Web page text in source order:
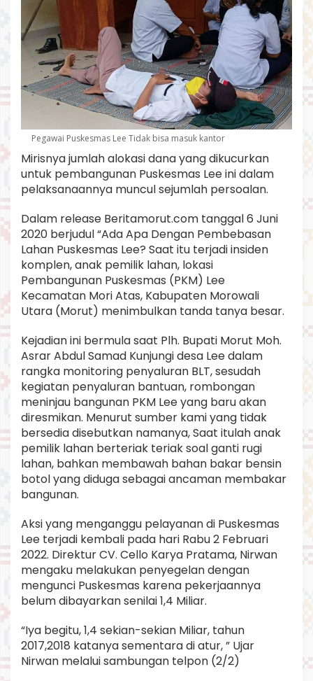
Pegawai Puskesmas Lee Tidak bisa masuk kantor
Mirisnya jumlah alokasi dana yang dikucurkan
untuk pembangunan Puskesmas Lee ini dalam
pelaksanaannya muncul sejumlah persoalan.
Dalam release Beritamorut.com tanggal 6 Juni
2020 berjudul “Ada Apa Dengan Pembebasan
Lahan Puskesmas Lee? Saat itu terjadi insiden
komplen, anak pemilik lahan, lokasi
Pembangunan Puskesmas (PKM) Lee
Kecamatan Mori Atas, Kabupaten Morowali
Utara (Morut) menimbulkan tanda tanya besar.
Kejadian ini bermula saat Plh. Bupati Morut Moh.
Asrar Abdul Samad Kunjungi desa Lee dalam
rangka monitoring penyaluran BLT, sesudah
kegiatan penyaluran bantuan, rombongan
meninjau bangunan PKM Lee yang baru akan
diresmikan. Menurut sumber kami yang tidak
bersedia disebutkan namanya, Saat itulah anak
pemilik lahan berteriak teriak soal ganti rugi
lahan, bahkan membawah bahan bakar bensin
botol yang diduga sebagai ancaman membakar
bangunan.
Aksi yang menganggu pelayanan di Puskesmas
Lee terjadi kembali pada hari Rabu 2 Februari
2022. Direktur CV. Cello Karya Pratama, Nirwan
mengaku melakukan penyegelan dengan
mengunci Puskesmas karena pekerjaannya
belum dibayarkan senilai 1,4 Miliar.
“Iya begitu, 1,4 sekian-sekian Miliar, tahun
2017,2018 katanya sementara di atur, ” Ujar
Nirwan melalui sambungan telpon (2/2)